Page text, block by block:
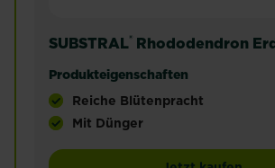
SUBSTRAL® Rhododendron
Produkteigenschaften
Reiche Blütenpracht
Mit Dünger
Diese Spezialerde mit